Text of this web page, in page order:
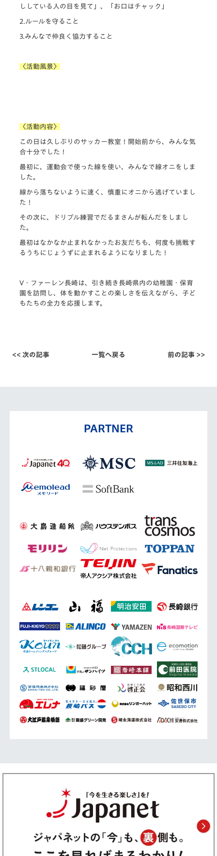
ししている人の目を見て」、「お口はチャック」
2.ルールを守ること
3.みんなで仲良く協力すること
〈活動風景〉
〈活動内容〉
この日は久しぶりのサッカー教室！開始前から、みんな気
合十分でした！
最初に、運動会で使った線を使い、みんなで線オニをしま
した。
線から落ちないように速く、慎重にオニから逃げていまし
た！
その次に、ドリブル練習でだるまさんが転んだをしまし
た。
最初はなかなか止まれなかったお友だちも、何度も挑戦す
るうちにじょうずに止まれるようになりました！
V・ファーレン長崎は、引き続き長崎県内の幼稚園・保育
園を訪問し、体を動かすことの楽しさを伝えながら、子ど
もたちの全力を応援します。
<< 次の記事 一覧へ戻る 前の記事 >>
PARTNER